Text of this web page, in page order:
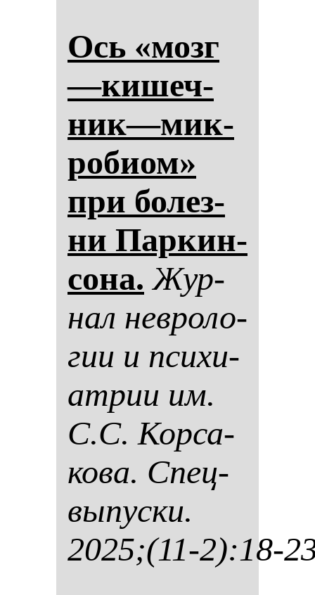
Ось «мозг
—ки­шеч­
ник—мик­
ро­би­ом»
при бо­лез­
ни Пар­кин­
со­на. Жур­
нал нев­ро­ло­
гии и пси­хи­
ат­рии им.
С.С. Кор­са­
ко­ва. Спец­
вы­пус­ки.
2025;(11-2):18-